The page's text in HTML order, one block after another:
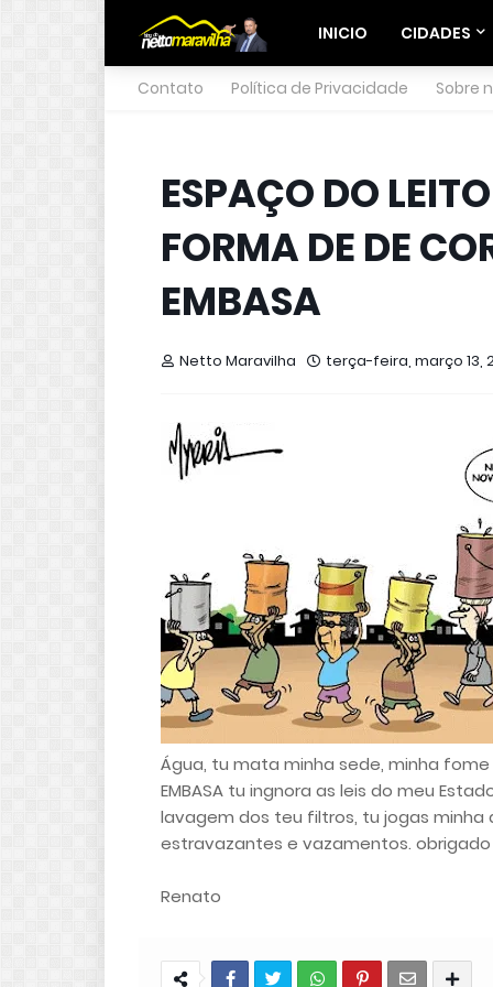
INICIO CIDADES
Contato Política de Privacidade Sobre
ESPAÇO DO
FORMA DE DE
EMBASA
Netto Maravilha terça-feira, março 13,
Água, tu mata minha sede, minha fome
EMBASA tu ingnora as leis do meu
lavagem dos teu filtros, tu jogas
estravazantes e vazamentos. obrigado
Renato